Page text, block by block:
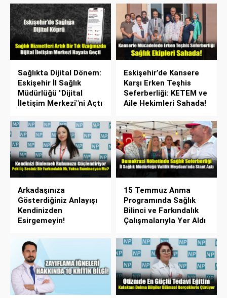
Sağlıkta Dijital Dönem:
Eskişehir İl Sağlık
Müdürlüğü "Dijital
İletişim Merkezi"ni Açtı
Eskişehir’de Kansere
Karşı Erken Teşhis
Seferberliği: KETEM ve
Aile Hekimleri Sahada!
Arkadaşınıza
Gösterdiğiniz Anlayışı
Kendinizden
Esirgemeyin!
15 Temmuz Anma
Programında Sağlık
Bilinci ve Farkındalık
Çalışmalarıyla Yer Aldı